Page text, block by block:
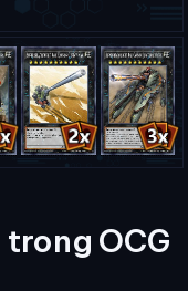
trong OCG